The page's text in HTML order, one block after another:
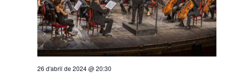
26 d'abril de 2024 @ 20:30